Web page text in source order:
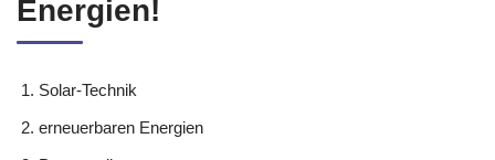
ebenso wie erneuerbaren